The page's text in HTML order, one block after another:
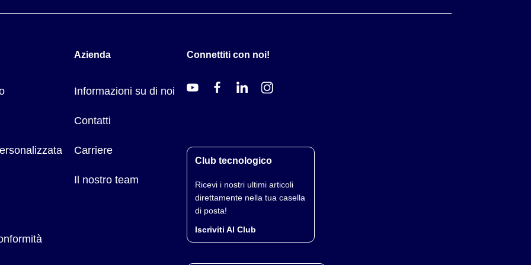
Azienda
Informazioni su di noi
Contatti
Carriere
Il nostro team
Connettiti con noi!
Club tecnologico
Ricevi i nostri ultimi articoli
direttamente nella tua casella
di posta!
Iscriviti Al Club